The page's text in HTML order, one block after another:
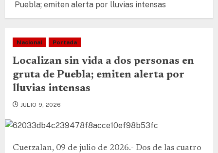
Puebla; emiten alerta por lluvias intensas
Nacional Portada
Localizan sin vida a dos personas en
gruta de Puebla; emiten alerta por
lluvias intensas
JULIO 9, 2026
Cuetzalan, 09 de julio de 2026.- Dos de las cuatro